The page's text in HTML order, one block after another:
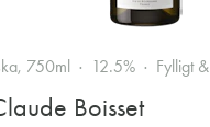
750ml 12.5% Fylligt
Boisset